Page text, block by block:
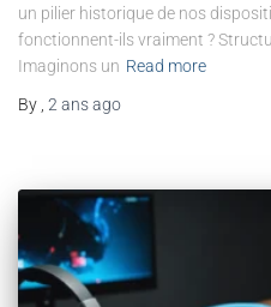
un pilier historique de nos
fonctionnent-ils vraiment ?
Imaginons un Read more
By , 2 ansago